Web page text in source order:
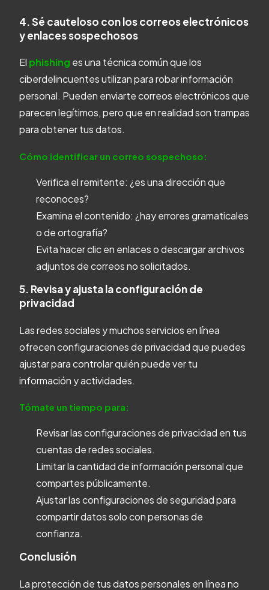
4. Sé cauteloso con los correos electrónicos
y enlaces sospechosos
El phishing es una técnica común que los
ciberdelincuentes utilizan para robar información
personal. Pueden enviarte correos electrónicos que
parecen legítimos, pero que en realidad son trampas
para obtener tus datos.
Cómo identificar un correo sospechoso:
Verifica el remitente: ¿es una dirección que
reconoces?
Examina el contenido: ¿hay errores gramaticales
o de ortografía?
Evita hacer clic en enlaces o descargar archivos
adjuntos de correos no solicitados.
5. Revisa y ajusta la configuración de
privacidad
Las redes sociales y muchos servicios en línea
ofrecen configuraciones de privacidad que puedes
ajustar para controlar quién puede ver tu
información y actividades.
Tómate un tiempo para:
Revisar las configuraciones de privacidad en tus
cuentas de redes sociales.
Limitar la cantidad de información personal que
compartes públicamente.
Ajustar las configuraciones de seguridad para
compartir datos solo con personas de
confianza.
Conclusión
La protección de tus datos personales en línea no